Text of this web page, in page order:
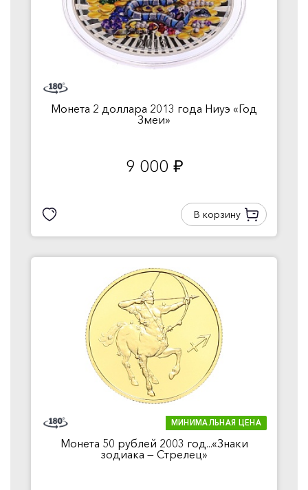
Монета 2 доллара 2013 года Ниуэ «Год
Змеи»
9 000 руб.
В корзину
МИНИМАЛЬНАЯ ЦЕНА
Монета 50 рублей 2003 год...«Знаки
зодиака — Стрелец»